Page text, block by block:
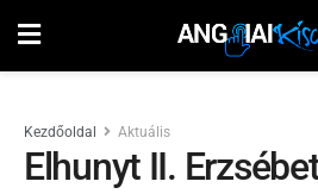
Kezdőoldal Aktuális
Elhunyt II.